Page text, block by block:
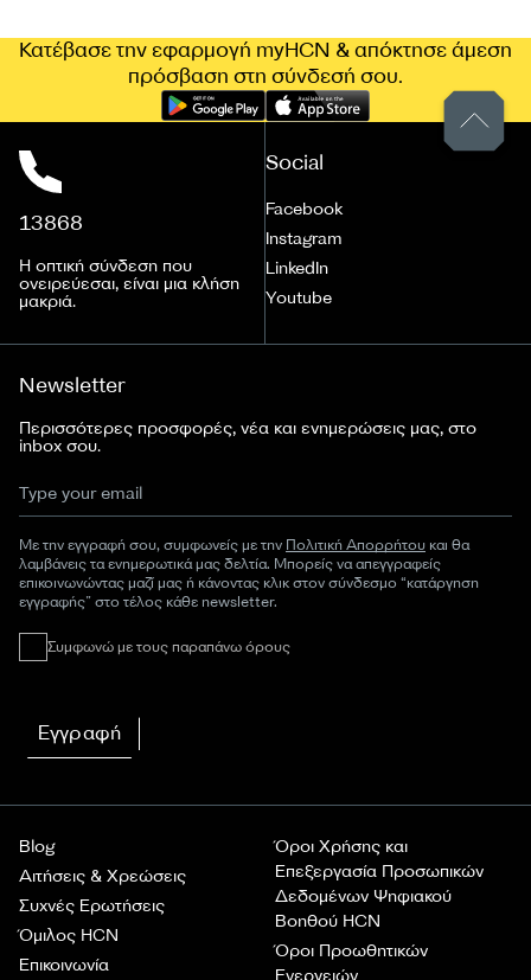
Κατέβασε την εφαρμογή myHCN & απόκτησε άμεση
πρόσβαση στη σύνδεσή σου.
13868
Η οπτική σύνδεση που
ονειρεύεσαι, είναι μια κλήση
μακριά.
Blog
Αιτήσεις & Χρεώσεις
Συχνές Ερωτήσεις
Όμιλος HCN
Επικοινωνία
Όροι Χρήσης και
Επεξεργασία Προσωπικών
Δεδομένων Ψηφιακού
Βοηθού HCN
Όροι Προωθητικών
Social
Facebook
Instagram
LinkedIn
Youtube
Newsletter
Περισσότερες προσφορές, νέα και ενημερώσεις μας, στο
inbox σου.
Με την εγγραφή σου, συμφωνείς με την Πολιτική Απορρήτου και θα
λαμβάνεις τα ενημερωτικά μας δελτία. Μπορείς να απεγγραφείς
επικοινωνώντας μαζί μας ή κάνοντας κλικ στον σύνδεσμο “κατάργηση
εγγραφής” στο τέλος κάθε newsletter.
Συμφωνώ με τους παραπάνω όρους
Εγγραφή